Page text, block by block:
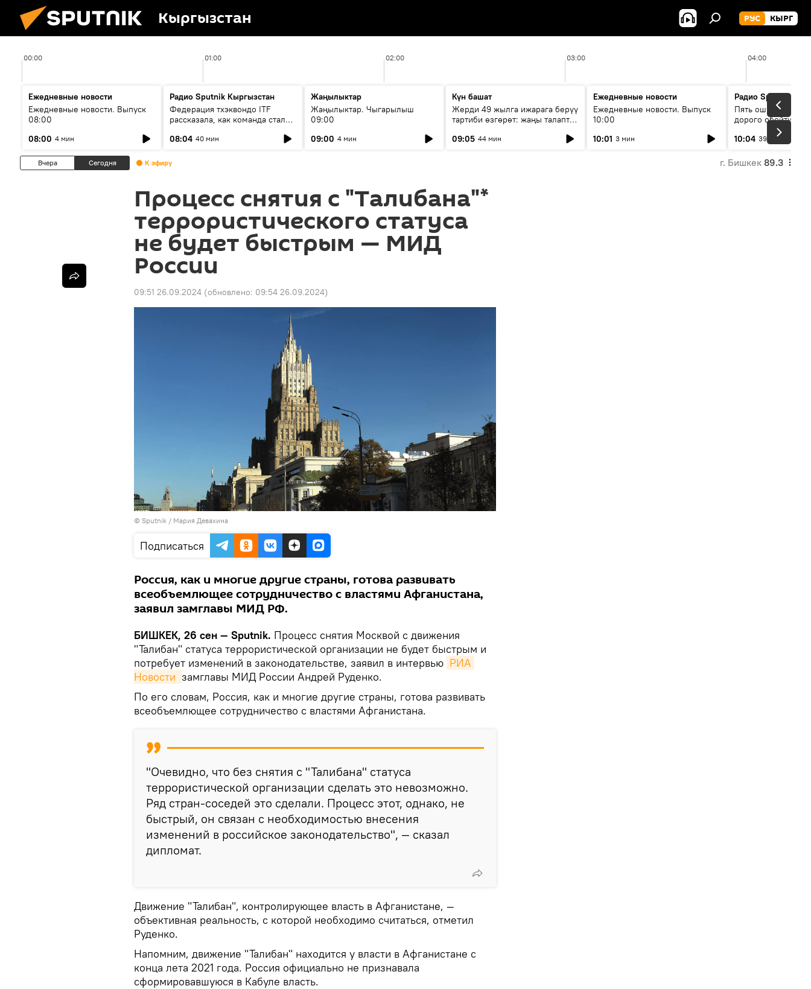
Кыргызстан РУС КЫРГ
00:00 01:00 02:00 03:00 04:00
Ежедневные новости
Ежедневные новости. Выпуск
08:00
08:00 4 мин
Радио Sputnik Кыргызстан
Федерация тхэквондо ITF
рассказала, как команда стала
08:04 40 мин
Жаңылыктар
Жаңылыктар. Чыгарылыш
09:00
09:00 4 мин
Күн башат
Жерди 49 жылга ижарага берүү
тартиби өзгөрөт: жаңы талаптар
09:05 44 мин
Ежедневные новости
Ежедневные новости. Выпуск
10:00
10:01 3 мин
Радио Sputnik
Пять ошибок
дорого обойтись
10:04 39 мин
Вчера Сегодня К эфиру г. Бишкек 89.3
Процесс снятия с "Талибана"*
террористического статуса
не будет быстрым — МИД
России
09:51 26.09.2024 (обновлено: 09:54 26.09.2024)
© Sputnik / Мария Девахина
Подписаться
Россия, как и многие другие страны, готова развивать
всеобъемлющее сотрудничество с властями Афганистана,
заявил замглавы МИД РФ.
БИШКЕК, 26 сен — Sputnik. Процесс снятия Москвой с движения
"Талибан" статуса террористической организации не будет быстрым и
потребует изменений в законодательстве, заявил в интервью РИА
Новости замглавы МИД России Андрей Руденко.
По его словам, Россия, как и многие другие страны, готова развивать
всеобъемлющее сотрудничество с властями Афганистана.
"Очевидно, что без снятия с "Талибана" статуса
террористической организации сделать это невозможно.
Ряд стран-соседей это сделали. Процесс этот, однако, не
быстрый, он связан с необходимостью внесения
изменений в российское законодательство", — сказал
дипломат.
Движение "Талибан", контролирующее власть в Афганистане, —
объективная реальность, с которой необходимо считаться, отметил
Руденко.
Напомним, движение "Талибан" находится у власти в Афганистане с
конца лета 2021 года. Россия официально не признавала
сформировавшуюся в Кабуле власть.